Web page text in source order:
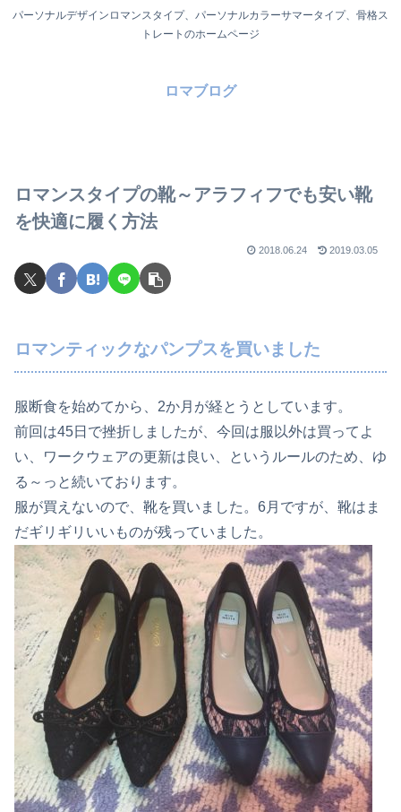
パーソナルデザインロマンスタイプ、パーソナルカラーサマータイプ、骨格ス
トレートのホームページ
ロマブログ
ロマンスタイプの靴～アラフィフでも安い靴
を快適に履く方法
2018.06.24 2019.03.05
ロマンティックなパンプスを買いました
服断食を始めてから、2か月が経とうとしています。
前回は45日で挫折しましたが、今回は服以外は買ってよ
い、ワークウェアの更新は良い、というルールのため、ゆ
る～っと続いております。
服が買えないので、靴を買いました。6月ですが、靴はま
だギリギリいいものが残っていました。